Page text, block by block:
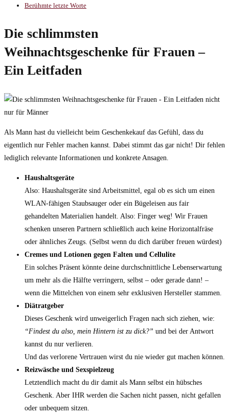
Berühmte letzte Worte
Die schlimmsten
Weihnachtsgeschenke für Frauen –
Ein Leitfaden
Als Mann hast du vielleicht beim Geschenkekauf das Gefühl, dass du
eigentlich nur Fehler machen kannst. Dabei stimmt das gar nicht! Dir fehlen
lediglich relevante Informationen und konkrete Ansagen.
Haushaltsgeräte
Also: Haushaltsgeräte sind Arbeitsmittel, egal ob es sich um einen
WLAN-fähigen Staubsauger oder ein Bügeleisen aus fair
gehandelten Materialien handelt. Also: Finger weg! Wir Frauen
schenken unseren Partnern schließlich auch keine Horizontalfräse
oder ähnliches Zeugs. (Selbst wenn du dich darüber freuen würdest)
Cremes und Lotionen gegen Falten und Cellulite
Ein solches Präsent könnte deine durchschnittliche Lebenserwartung
um mehr als die Hälfte verringern, selbst – oder gerade dann! –
wenn die Mittelchen von einem sehr exklusiven Hersteller stammen.
Diätratgeber
Dieses Geschenk wird unweigerlich Fragen nach sich ziehen, wie:
“Findest du also, mein Hintern ist zu dick?” und bei der Antwort
kannst du nur verlieren.
Und das verlorene Vertrauen wirst du nie wieder gut machen können.
Reizwäsche und Sexspielzeug
Letztendlich macht du dir damit als Mann selbst ein hübsches
Geschenk. Aber IHR werden die Sachen nicht passen, nicht gefallen
oder unbequem sitzen.